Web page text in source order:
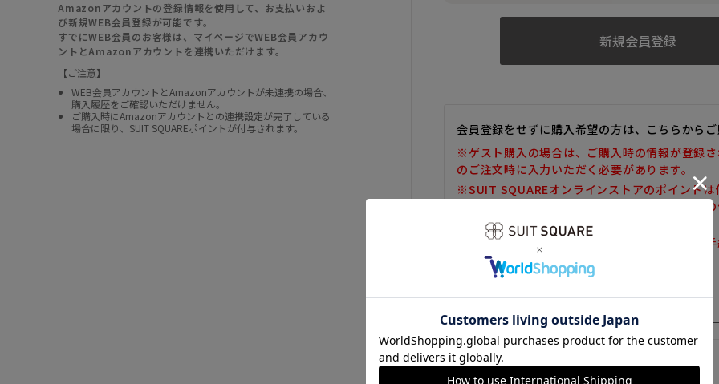
Amazonアカウントの登録情報を使用して、お支払いおよ
び新規WEB会員登録が可能です。
すでにWEB会員のお客様は、マイページでWEB会員アカウ
ントとAmazonアカウントを連携いただけます。
【ご注意】
WEB会員アカウントとAmazonアカウントが未連携の場合、
購入履歴をご確認いただけません。
ご購入時にAmazonアカウントとの連携設定が完了している
場合に限り、SUIT SQUAREポイントが付与されます。
新規会員登録
会員登録をせずに購入希望の方は、こちらからご
※ゲスト購入の場合は、ご購入時の情報が登録
のご注文時に入力いただく必要があります。
※SUIT SQUAREオンラインストアのポイントは
また、ゲスト購入後の会員情報統合・ポイント
しかねます。
※購入履歴の確認、領収書の発行、キャンセル
だけません。